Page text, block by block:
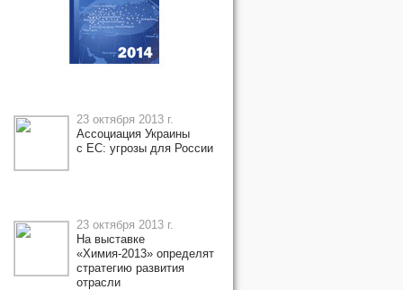
23 октября 2013 г.
Ассоциация Украины
с ЕС: угрозы для России
23 октября 2013 г.
На выставке
«Химия-2013» определят
стратегию развития
отрасли